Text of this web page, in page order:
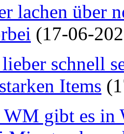
lachen über
(17-06-
schnell
Items
WM gibt es